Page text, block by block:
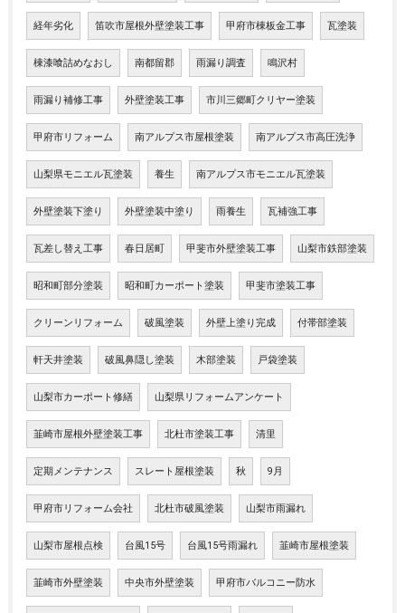
経年劣化 笛吹市屋根外壁塗装工事 甲府市棟板金工事 瓦塗装
棟漆喰詰めなおし 南都留郡 雨漏り調査 鳴沢村
雨漏り補修工事 外壁塗装工事 市川三郷町クリヤー塗装
甲府市リフォーム 南アルプス市屋根塗装 南アルプス市高圧洗浄
山梨県モニエル瓦塗装 養生 南アルプス市モニエル瓦塗装
外壁塗装下塗り 外壁塗装中塗り 雨養生 瓦補強工事
瓦差し替え工事 春日居町 甲斐市外壁塗装工事 山梨市鉄部塗装
昭和町部分塗装 昭和町カーポート塗装 甲斐市塗装工事
クリーンリフォーム 破風塗装 外壁上塗り完成 付帯部塗装
軒天井塗装 破風鼻隠し塗装 木部塗装 戸袋塗装
山梨市カーポート修繕 山梨県リフォームアンケート
韮崎市屋根外壁塗装工事 北杜市塗装工事 清里
定期メンテナンス スレート屋根塗装 秋 9月
甲府市リフォーム会社 北杜市破風塗装 山梨市雨漏れ
山梨市屋根点検 台風15号 台風15号雨漏れ 韮崎市屋根塗装
韮崎市外壁塗装 中央市外壁塗装 甲府市バルコニー防水